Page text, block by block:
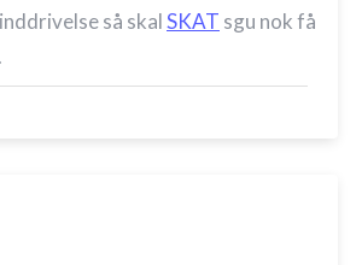
så skalSKAT sgu nok få